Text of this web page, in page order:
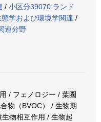
/ 小区分39070:ランド
学および環境学関連 /
連分野
/ フェノロジー / 葉圏
物（BVOC） / 生物期
物相互作用 / 生物起